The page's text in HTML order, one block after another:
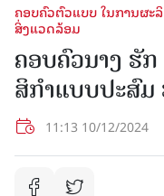
ຄອບຄົວຕົວແບບ ໃນການຜະ
ສິ່ງແວດລ້ອມ
ຄອບຄົວນາງ ຮັ
ສິກໍາແບບປະສົມ
11:13 10/12/2024